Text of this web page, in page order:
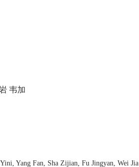
韦加
Yang Fan, Sha Zijian, Fu Jingyan, Wei Jia